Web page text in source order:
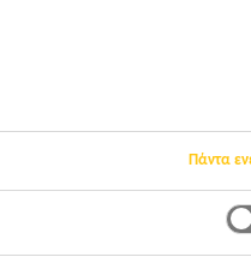
Πάντα